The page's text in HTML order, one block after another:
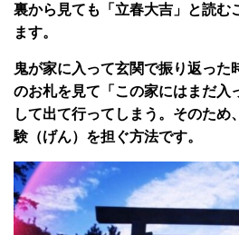
裏から見ても「立春大吉」と読む
ます。
鬼が家に入って玄関で振り返った
のお札を見て「この家にはまだ入
して出て行ってしまう。そのため
験（げん）を担ぐ方法です。